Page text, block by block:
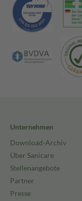
Unternehmen
Download-Archiv
Über Sanicare
Stellenangebote
Partner
Presse